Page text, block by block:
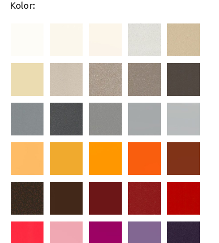
Kolor: